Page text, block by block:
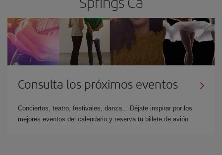
Consulta los próximos eventos
Conciertos, teatro, festivales, danza... Déjate inspirar por los
mejores eventos del calendario y reserva tu billete de avión